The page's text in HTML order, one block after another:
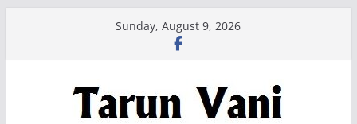
Sunday, August 9, 2026